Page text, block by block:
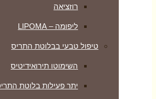
רוזציאה
ליפומה – LIPOMA
טיפול טבעי בבלוטת התריס
השימוטו תירואידיטיס
יתר פעילות בלוטת